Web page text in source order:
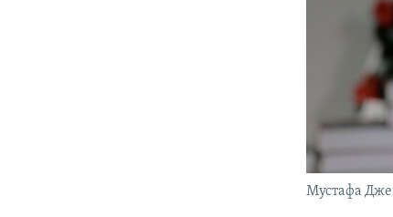
Мустафа